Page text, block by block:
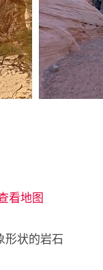
看地图
形状的岩石